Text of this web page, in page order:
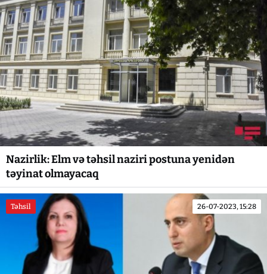
Nazirlik: Elm və təhsil naziri postuna yenidən
təyinat olmayacaq
Təhsil 26-07-2023, 15:28